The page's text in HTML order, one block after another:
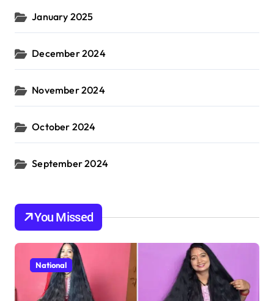
January 2025
December 2024
November 2024
October 2024
September 2024
You Missed
National